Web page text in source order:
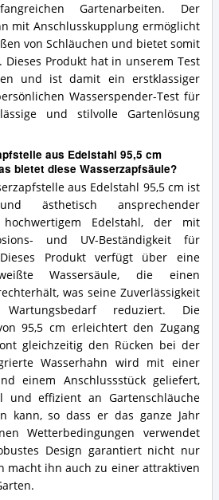
Gartenarbeiten. Der
mit Anschlusskupplung ermöglicht
von Schläuchen und bietet somit
. Dieses Produkt hat in unserem Test
und ist damit ein erstklassiger
Wasserspender-Test für
und stilvolle Gartenlösung
aus Edelstahl 95,5 cm
bietet diese Wasserzapfsäule?
aus Edelstahl 95,5 cm ist
ästhetisch ansprechender
hochwertigem Edelstahl, der mit
und UV-Beständigkeit für
Produkt verfügt über eine
Wassersäule, die einen
was seine Zuverlässigkeit
reduziert. Die
95,5 cm erleichtert den Zugang
gleichzeitig den Rücken bei der
Wasserhahn wird mit einer
einem Anschlussstück geliefert,
effizient an Gartenschläuche
kann, so dass er das ganze Jahr
Wetterbedingungen verwendet
Design garantiert nicht nur
macht ihn auch zu einer attraktiven
Vergleiche besonders hilfreich?“
um die besten Tipps zu finden.